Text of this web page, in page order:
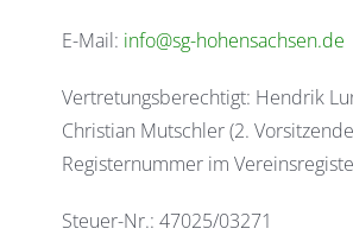
E-Mail: info@sg-hohensachsen.de
Vertretungsberechtigt: Hendrik
Christian Mutschler (2.
Registernummer im
Steuer-Nr.: 47025/03271